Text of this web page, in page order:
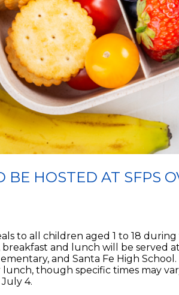
BE HOSTED AT SFPS
to all children aged 1 to 18
and lunch will be served
and Santa Fe High
lunch, though specific times may
4.